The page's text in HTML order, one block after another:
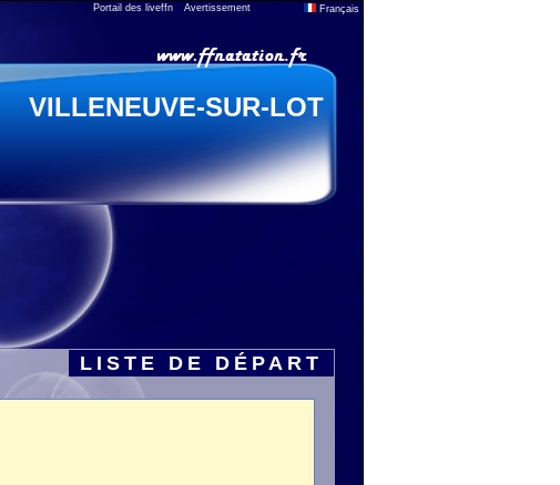
Portail des liveffn Avertissement Français
VILLENEUVE-SUR-LOT
LISTE DE DÉPART